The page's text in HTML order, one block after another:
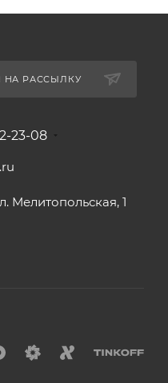
НА РАССЫЛКУ
23-08
Мелитопольская, 1